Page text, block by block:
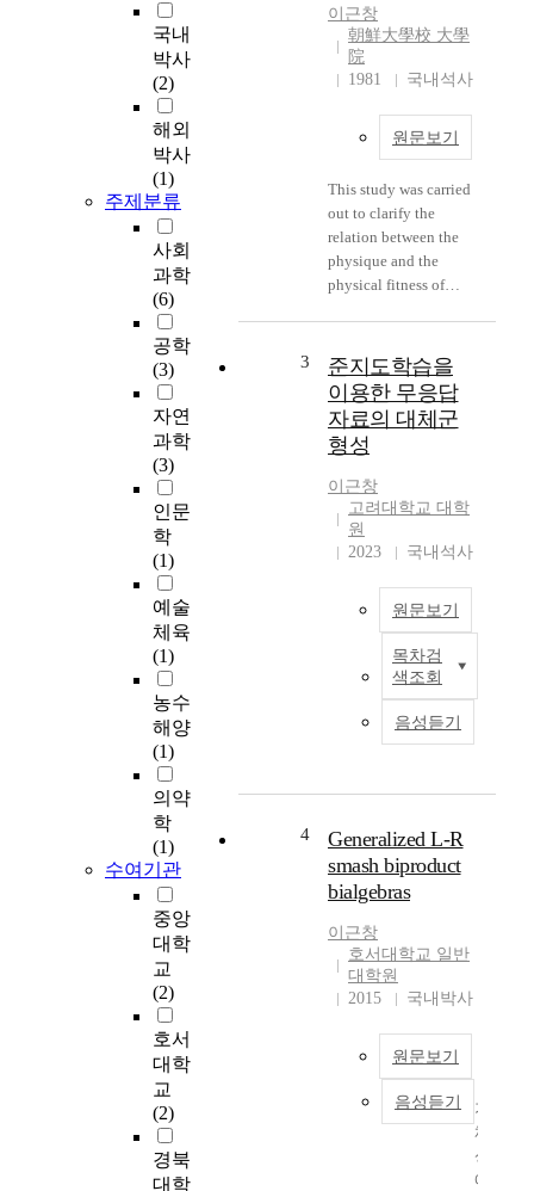
국내
박사
(2)
해외
박사
(1)
주제분류
사회
과학
(6)
공학
(3)
자연
과학
(3)
인문
학
(1)
예술
체육
(1)
농수
해양
(1)
의약
학
(1)
수여기관
중앙
대학
교
(2)
호서
대학
교
(2)
경북
대학
이근창
朝鮮大學校 大學
院
1981
국내석사
원문보기
This study was carried
out to clarify the
relation between the
physique and the
physical fitness of
were at the second
elongation stage in
their growing process.
The statistical analysis
was made based on the
observations which
were randomly chosen
from the result of the
physique and physical
Attached Girls' Middle
University in Gwangju
city Sampling was
made by randomly
old group, 13 years old
group, and 14 years
old group respectively.
Obtained results are as
follows; 1. The
physique of the
sampled middle school
girls are shown on
of the sampled girls
same aged girls in
Jeonnam area. As the
3
준지도학습을
이용한 무응답
자료의 대체군
형성
이근창
고려대학교 대학
원
2023
국내석사
원문보기
목차검
색조회
음성듣기
4
Generalized L-R
smash biproduct
bialgebras
이근창
호서대학교 일반
대학원
2015
국내박사
원문보기
음성듣기
가
체
상
에